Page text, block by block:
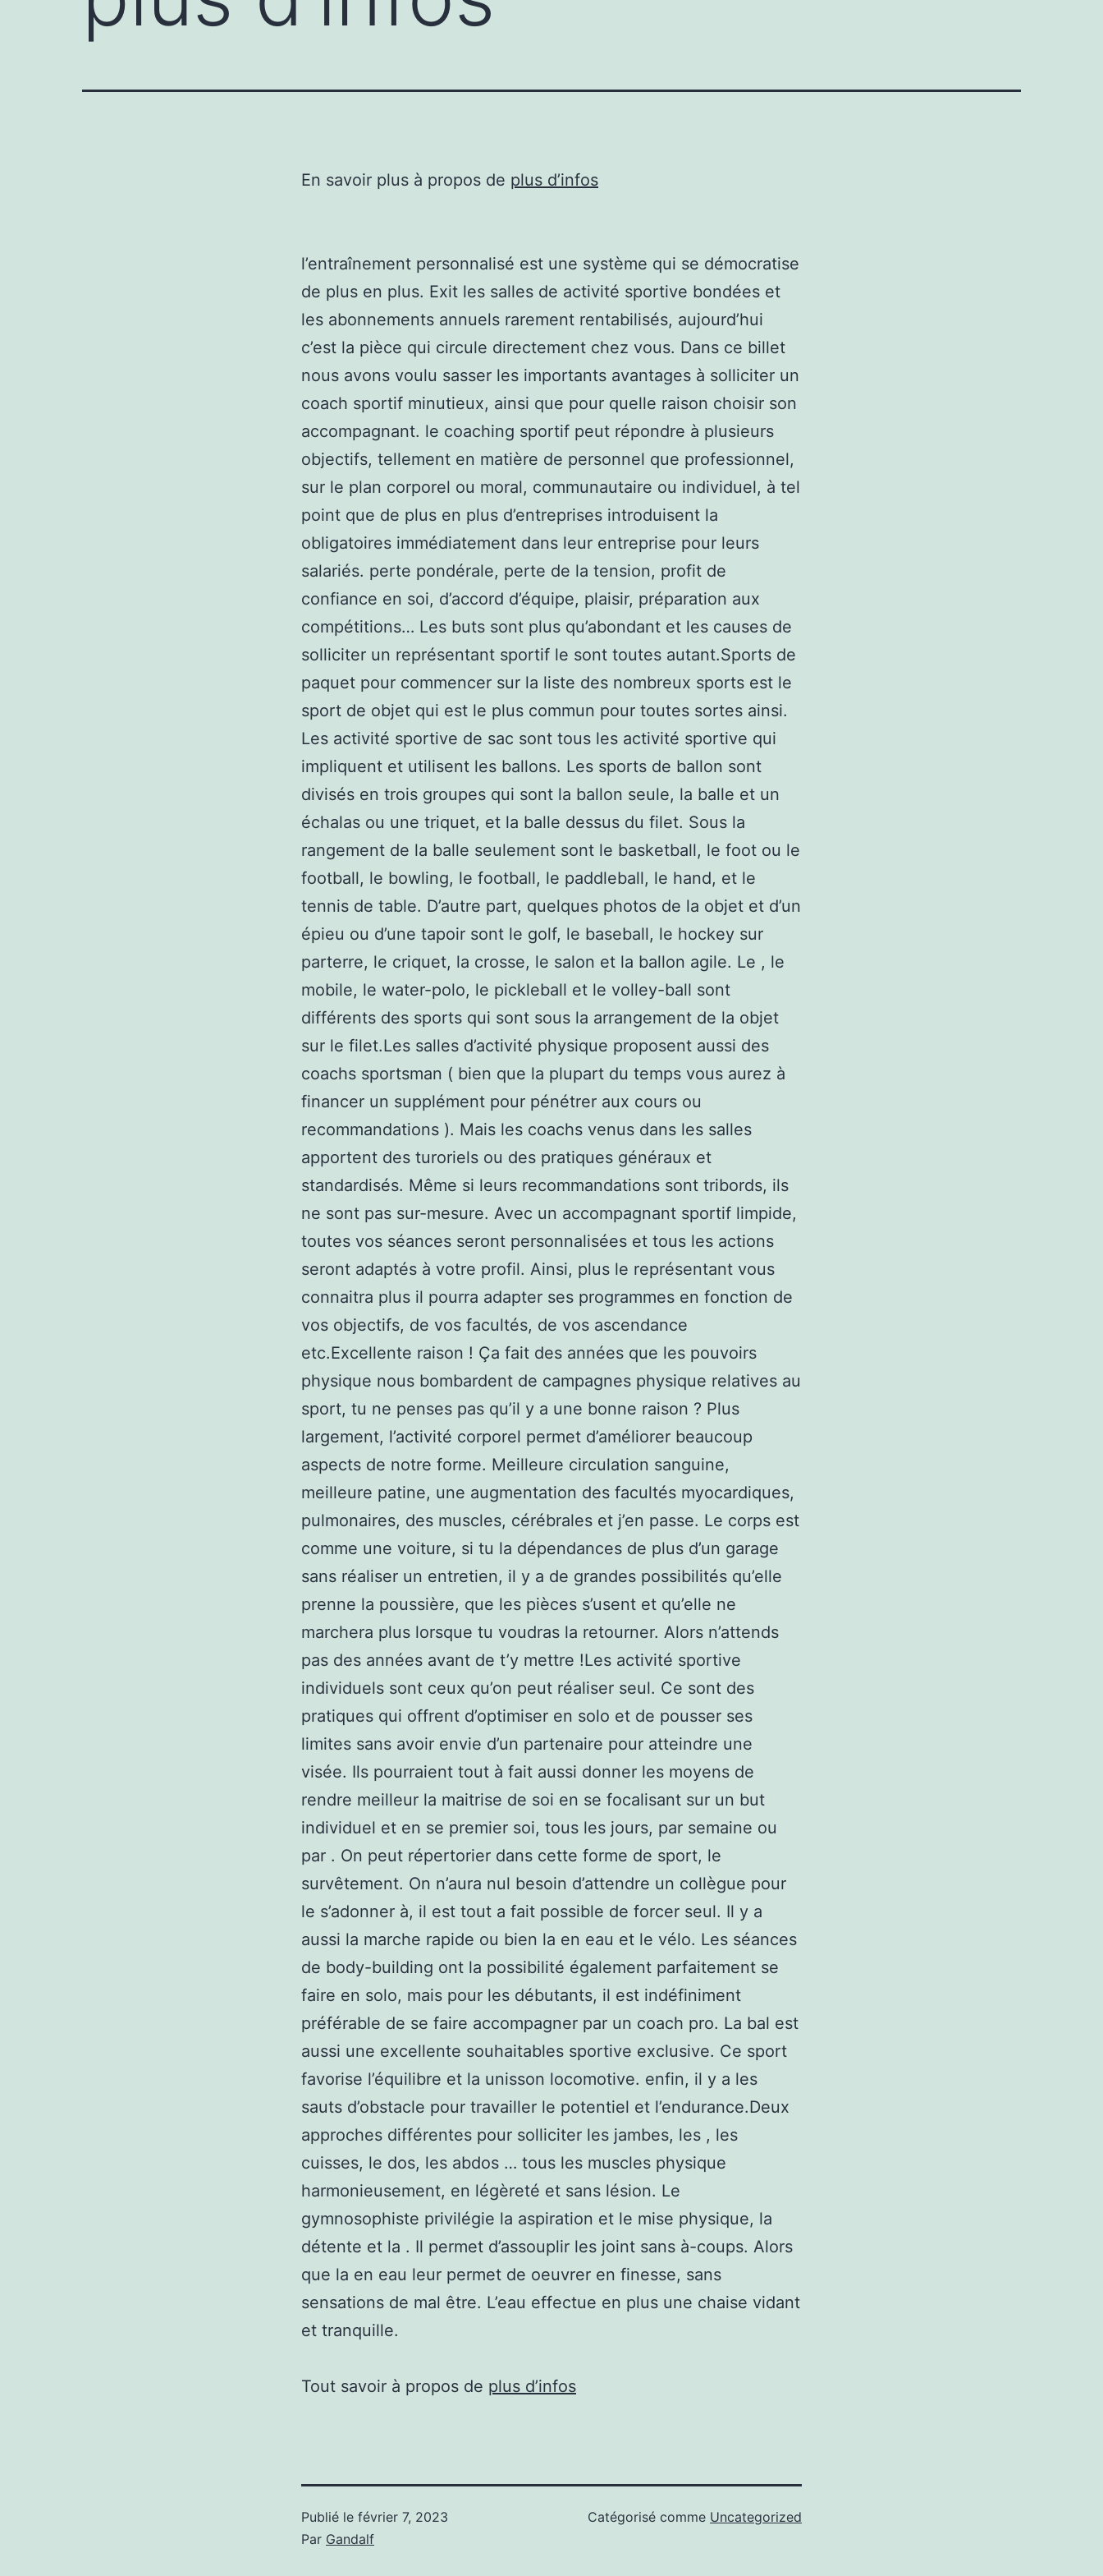
En savoir plus à propos de plus d’infos
l’entraînement personnalisé est une système qui se démocratise
de plus en plus. Exit les salles de activité sportive bondées et
les abonnements annuels rarement rentabilisés, aujourd’hui
c’est la pièce qui circule directement chez vous. Dans ce billet
nous avons voulu sasser les importants avantages à solliciter un
coach sportif minutieux, ainsi que pour quelle raison choisir son
accompagnant. le coaching sportif peut répondre à plusieurs
objectifs, tellement en matière de personnel que professionnel,
sur le plan corporel ou moral, communautaire ou individuel, à tel
point que de plus en plus d’entreprises introduisent la
obligatoires immédiatement dans leur entreprise pour leurs
salariés. perte pondérale, perte de la tension, profit de
confiance en soi, d’accord d’équipe, plaisir, préparation aux
compétitions… Les buts sont plus qu’abondant et les causes de
solliciter un représentant sportif le sont toutes autant.Sports de
paquet pour commencer sur la liste des nombreux sports est le
sport de objet qui est le plus commun pour toutes sortes ainsi.
Les activité sportive de sac sont tous les activité sportive qui
impliquent et utilisent les ballons. Les sports de ballon sont
divisés en trois groupes qui sont la ballon seule, la balle et un
échalas ou une triquet, et la balle dessus du filet. Sous la
rangement de la balle seulement sont le basketball, le foot ou le
football, le bowling, le football, le paddleball, le hand, et le
tennis de table. D’autre part, quelques photos de la objet et d’un
épieu ou d’une tapoir sont le golf, le baseball, le hockey sur
parterre, le criquet, la crosse, le salon et la ballon agile. Le , le
mobile, le water-polo, le pickleball et le volley-ball sont
différents des sports qui sont sous la arrangement de la objet
sur le filet.Les salles d’activité physique proposent aussi des
coachs sportsman ( bien que la plupart du temps vous aurez à
financer un supplément pour pénétrer aux cours ou
recommandations ). Mais les coachs venus dans les salles
apportent des turoriels ou des pratiques généraux et
standardisés. Même si leurs recommandations sont tribords, ils
ne sont pas sur-mesure. Avec un accompagnant sportif limpide,
toutes vos séances seront personnalisées et tous les actions
seront adaptés à votre profil. Ainsi, plus le représentant vous
connaitra plus il pourra adapter ses programmes en fonction de
vos objectifs, de vos facultés, de vos ascendance
etc.Excellente raison ! Ça fait des années que les pouvoirs
physique nous bombardent de campagnes physique relatives au
sport, tu ne penses pas qu’il y a une bonne raison ? Plus
largement, l’activité corporel permet d’améliorer beaucoup
aspects de notre forme. Meilleure circulation sanguine,
meilleure patine, une augmentation des facultés myocardiques,
pulmonaires, des muscles, cérébrales et j’en passe. Le corps est
comme une voiture, si tu la dépendances de plus d’un garage
sans réaliser un entretien, il y a de grandes possibilités qu’elle
prenne la poussière, que les pièces s’usent et qu’elle ne
marchera plus lorsque tu voudras la retourner. Alors n’attends
pas des années avant de t’y mettre !Les activité sportive
individuels sont ceux qu’on peut réaliser seul. Ce sont des
pratiques qui offrent d’optimiser en solo et de pousser ses
limites sans avoir envie d’un partenaire pour atteindre une
visée. Ils pourraient tout à fait aussi donner les moyens de
rendre meilleur la maitrise de soi en se focalisant sur un but
individuel et en se premier soi, tous les jours, par semaine ou
par . On peut répertorier dans cette forme de sport, le
survêtement. On n’aura nul besoin d’attendre un collègue pour
le s’adonner à, il est tout a fait possible de forcer seul. Il y a
aussi la marche rapide ou bien la en eau et le vélo. Les séances
de body-building ont la possibilité également parfaitement se
faire en solo, mais pour les débutants, il est indéfiniment
préférable de se faire accompagner par un coach pro. La bal est
aussi une excellente souhaitables sportive exclusive. Ce sport
favorise l’équilibre et la unisson locomotive. enfin, il y a les
sauts d’obstacle pour travailler le potentiel et l’endurance.Deux
approches différentes pour solliciter les jambes, les , les
cuisses, le dos, les abdos … tous les muscles physique
harmonieusement, en légèreté et sans lésion. Le
gymnosophiste privilégie la aspiration et le mise physique, la
détente et la . Il permet d’assouplir les joint sans à-coups. Alors
que la en eau leur permet de oeuvrer en finesse, sans
sensations de mal être. L’eau effectue en plus une chaise vidant
et tranquille.
Tout savoir à propos de plus d’infos
Publié le février 7, 2023
Par Gandalf
Catégorisé comme Uncategorized